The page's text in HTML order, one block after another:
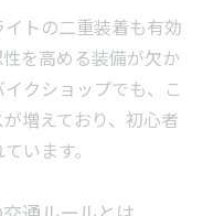
トの二重装着も有効
を高める装備が欠か
クショップでも、こ
増えており、初心者
います。